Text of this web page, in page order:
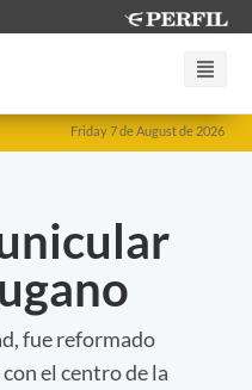
Friday 7 de August de 2026
fue reformado
el centro de la